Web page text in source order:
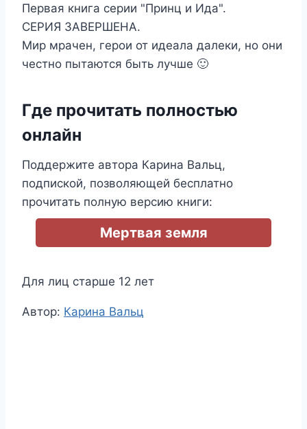
Первая книга серии "Принц и Ида".
СЕРИЯ ЗАВЕРШЕНА.
Мир мрачен, герои от идеала далеки, но они
честно пытаются быть лучше 🙂
Где прочитать полностью
онлайн
Поддержите автора Карина Вальц,
подпиской, позволяющей бесплатно
прочитать полную версию книги:
Мертвая земля
Для лиц старше 12 лет
Метки
Автор: Карина Вальц